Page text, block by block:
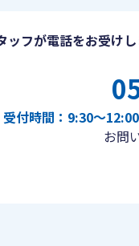
ッフが電話をお受け
受付時間：9:30〜
お問